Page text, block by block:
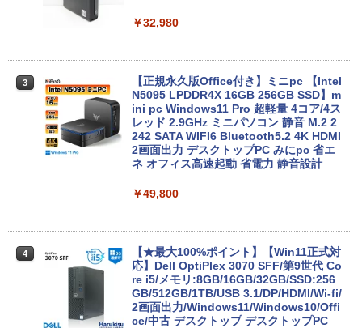
店長おまかせPC 初期設定済 送料無料
￥9,999
超得1,000円OFF｜新生活応援 豪華特典
付き｜最新OS対応 第8世代｜最大180日
保証｜Core i3 第8世代｜中古ノートパソ
コン Windows11 office付き｜中古ノー
ソコン Microsoft Office付き｜ノートパ
￥19,800
【今だけ】全品ポイント10倍 お買い物マ
ラソン★8/4～8/11★中古パソコン ノー
トPC NEC VersaPro VX-4 PC-VKT16XZ
￥32,980
3
【正規永久版Office付き】ミニpc 【Intel
N5095 LPDDR4X 16GB 256GB SSD】m
ini pc Windows11 Pro 超軽量 4コア/4ス
レッド 2.9GHz ミニパソコン 静音 M.2 2
242 SATA WIFI6 Bluetooth5.2 4K HDMI
2画面出力 デスクトップPC みにpc 省エ
ネ オフィス高速起動 省電力 静音設計
￥49,800
4
【★最大100%ポイント】【Win11正式対
応】Dell OptiPlex 3070 SFF/第9世代 Co
re i5/メモリ:8GB/16GB/32GB/SSD:256
GB/512GB/1TB/USB 3.1/DP/HDMI/Wi-fi/
2画面出力/Windows11/Windows10/Offi
ce/中古 デスクトップ デスクトップPC